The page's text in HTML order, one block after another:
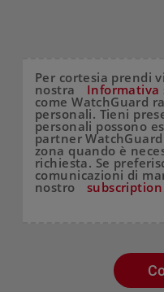
Per cortesia prendi
nostra Informativa
come WatchGuard
personali. Tieni
personali possono
partner
zona quando è
richiesta. Se
comunicazioni di
nostro